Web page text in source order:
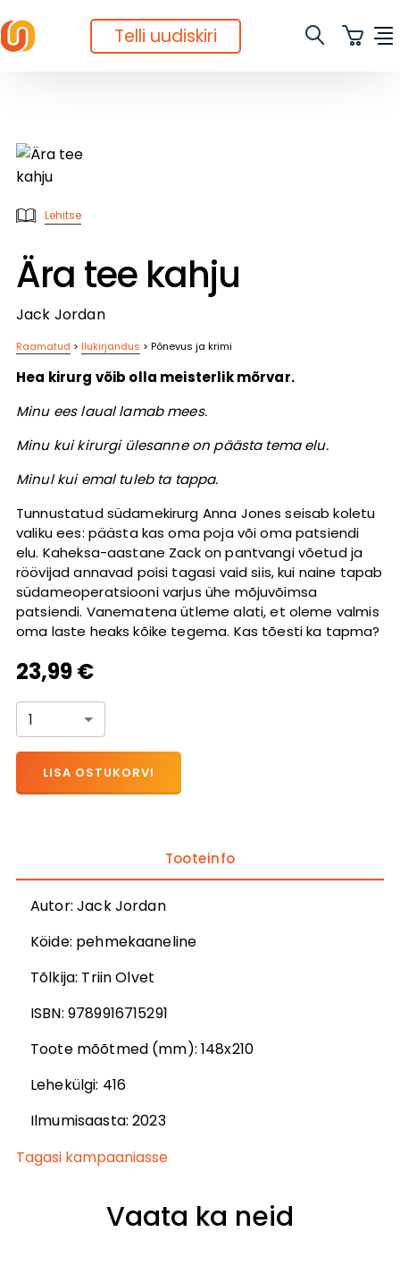
Telli uudiskiri
Lehitse
Ära tee kahju
Jack Jordan
Raamatud > Ilukirjandus > Põnevus ja krimi
Hea kirurg võib olla meisterlik mõrvar.
Minu ees laual lamab mees.
Minu kui kirurgi ülesanne on päästa tema elu.
Minul kui emal tuleb ta tappa.
Tunnustatud südamekirurg Anna Jones seisab koletu
valiku ees: päästa kas oma poja või oma patsiendi
elu. Kaheksa-aastane Zack on pantvangi võetud ja
röövijad annavad poisi tagasi vaid siis, kui naine tapab
südameoperatsiooni varjus ühe mõjuvõimsa
patsiendi. Vanematena ütleme alati, et oleme valmis
oma laste heaks kõike tegema. Kas tõesti ka tapma?
23,99 €
1
LISA OSTUKORVI
Tooteinfo
Autor:Jack Jordan
Köide: pehmekaaneline
Tõlkija: Triin Olvet
ISBN: 9789916715291
Toote mõõtmed (mm):148x210
Lehekülgi: 416
Ilmumisaasta:2023
Tagasi kampaaniasse
Vaata ka neid